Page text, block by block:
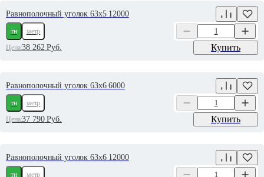
Равнополочный уголок 63х5 12000
тн
метр
Цена:38 262Руб. Купить
Равнополочный уголок 63х6 6000
тн
метр
Цена:37 790Руб. Купить
Равнополочный уголок 63х6 12000
тн метр